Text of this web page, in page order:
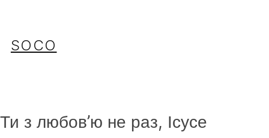
SOCO
Ти з любов’ю не раз, Ісусе